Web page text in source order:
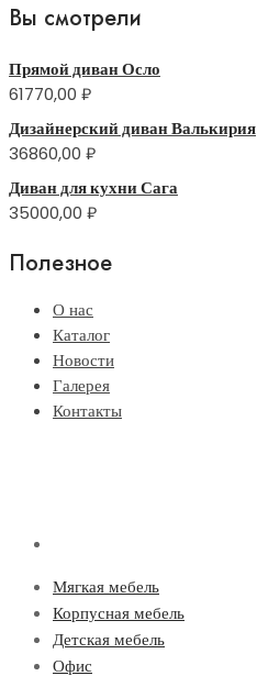
Вы смотрели
Прямой диван Осло
61770,00 ₽
Дизайнерский диван Валькирия
36860,00 ₽
Диван для кухни Сага
35000,00 ₽
Полезное
О нас
Каталог
Новости
Галерея
Контакты
Мягкая мебель
Корпусная мебель
Детская мебель
Офис